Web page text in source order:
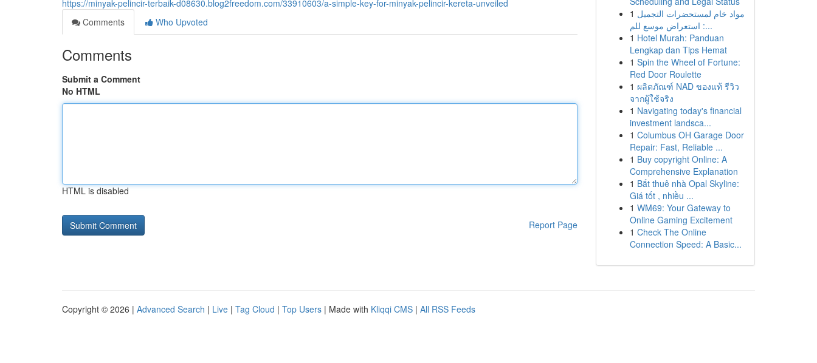
https://minyak-pelincir-terbaik-d08630.blog2freedom.com/33910603/a-simple-key-for-minyak-pelincir-kereta-unveiled
Comments
Who Upvoted
Comments
Submit a Comment
No HTML
HTML is disabled
Report Page
1 مواد خام لمستحضرات التجميل
: استعراض موسع للم...
1 Hotel Murah: Panduan
Lengkap dan Tips Hemat
1 Spin the Wheel of Fortune:
Red Door Roulette
1 ผลิตภัณฑ์ NAD ของแท้ รีวิว
จากผู้ใช้จริง
1 Navigating today's financial
investment landsca...
1 Columbus OH Garage Door
Repair: Fast, Reliable ...
1 Buy copyright Online: A
Comprehensive Explanation
1 Bắt thuê nhà Opal Skyline:
Giá tốt , nhiều ...
1 WM69: Your Gateway to
Online Gaming Excitement
1 Check The Online
Connection Speed: A Basic...
Copyright © 2026 | Advanced Search | Live | Tag Cloud | Top Users | Made with Kliqqi CMS | All RSS Feeds